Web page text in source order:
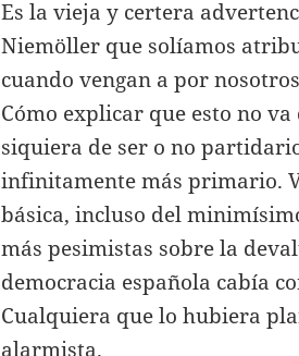
Es la vieja y certera
Niemöller que solíamos
cuando vengan a por
Cómo explicar que esto no
siquiera de ser o no
infinitamente más primario.
básica, incluso del
más pesimistas sobre la
democracia española cabía
Cualquiera que lo hubiera
alarmista.